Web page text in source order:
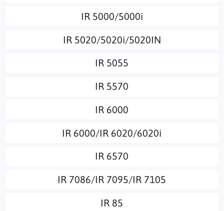
IR 5000/5000i
IR 5020/5020i/5020IN
IR 5055
IR 5570
IR 6000
IR 6000/IR 6020/6020i
IR 6570
IR 7086/IR 7095/IR 7105
IR 85